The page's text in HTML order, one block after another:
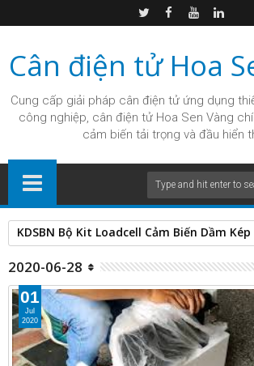
Cân điện tử Hoa
Cung cấp giải pháp cân điện tử ứng dụng
công nghiệp, cân điện tử Hoa Sen Vàng
cảm biến tải trọng và đầu hiển
KDSBN Bộ Kit Loadcell Cảm Biến Dầm
2020-06-28
01
Jul
2020